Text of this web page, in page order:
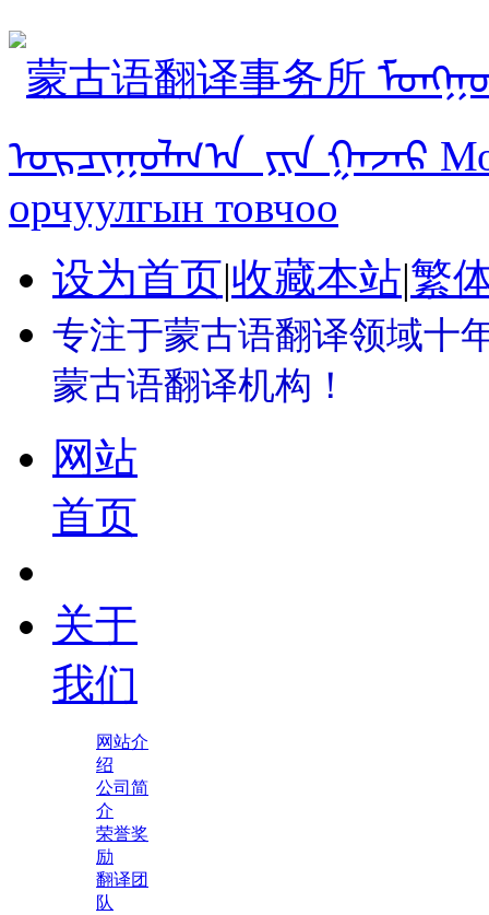
设为首页|收藏本站|繁
专注于蒙古语翻译领域十
蒙古语翻译机构！
网站
首页
关于
我们
网站介
绍
公司简
介
荣誉奖
励
翻译团
队